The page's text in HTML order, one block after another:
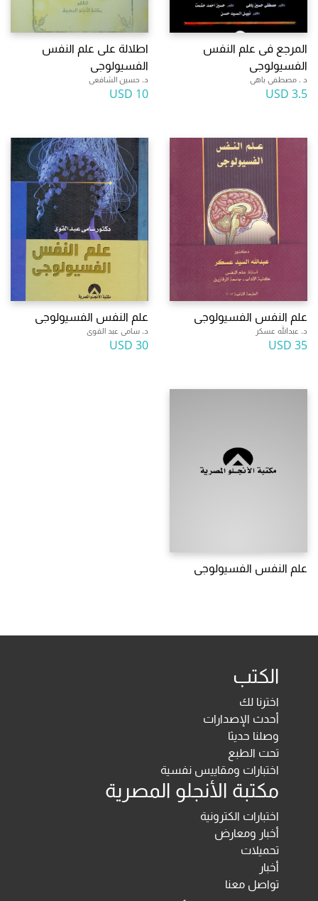
المرجع فى علم النفس
الفسيولوجى
د . مصطفى باهى
3.5 USD
اطلالة على علم النفس
الفسيولوجى
د. حسين الشافعى
10 USD
علم النفس الفسيولوجى
د. عبدالله عسكر
35 USD
علم النفس الفسيولوجى
د. سامى عبد القوى
30 USD
علم النفس الفسيولوجى
الكتب
اخترنا لك
أحدث الإصدارات
وصلنا حديثا
تحت الطبع
اختبارات ومقاييس نفسية
مكتبة الأنجلو المصرية
اختبارات الكترونية
أخبار ومعارض
تحميلات
أخبار
تواصل معنا